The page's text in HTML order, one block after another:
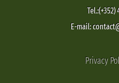
Tel.:(+352)
E-mail:
Privacy